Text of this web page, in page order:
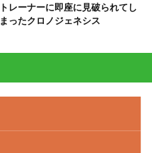
トレーナーに即座に見破られてし
まったクロノジェネシス